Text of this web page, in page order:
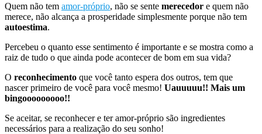
Quem não tem amor-próprio, não se sente merecedor e quem não
merece, não alcança a prosperidade simplesmente porque não tem
autoestima.
Percebeu o quanto esse sentimento é importante e se mostra como a
raiz de tudo o que ainda pode acontecer de bom em sua vida?
O reconhecimento que você tanto espera dos outros, tem que
nascer primeiro de você para você mesmo! Uauuuuu!! Mais um
bingooooooooo!!
Se aceitar, se reconhecer e ter amor-próprio são ingredientes
necessários para a realização do seu sonho!